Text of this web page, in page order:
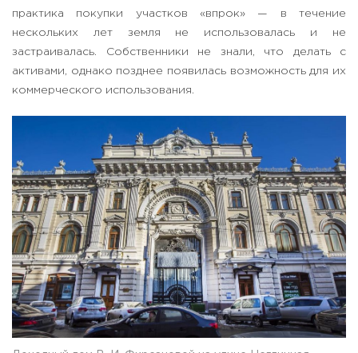
практика покупки участков «впрок» — в течение
нескольких лет земля не использовалась и не
застраивалась. Собственники не знали, что делать с
активами, однако позднее появилась возможность для их
коммерческого использования.